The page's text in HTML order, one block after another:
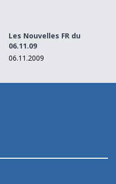
Les Nouvelles FR du
06.11.09
06.11.2009